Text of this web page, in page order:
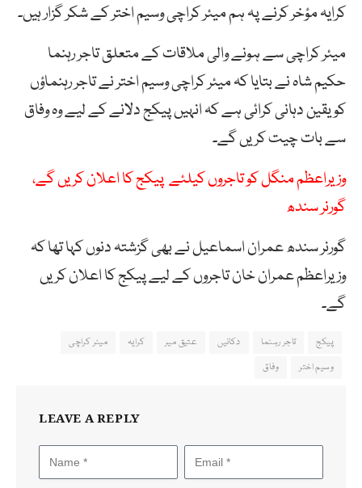
کرایہ مؤخر کرنے پہ ہم میئر کراچی وسیم اختر کے شکر گزار ہیں۔
میئر کراچی سے ہونے والی ملاقات کے متعلق تاجر رہنما
حکیم شاہ نے بتایا کہ میئر کراچی وسیم اختر نے تاجر رہنماؤں
کو یقین دہانی کرائی ہے کہ انہیں پیکج دلانے کے لیے وہ وفاق
سے بات چیت کریں گے۔
وزیراعظم منگل کو تاجروں کیلئے پیکج کا اعلان کریں گے،
گورنر سندھ
گورنر سندھ عمران اسماعیل نے بھی گزشتہ دنوں کہا تھا کہ
وزیراعظم عمران خان تاجروں کے لیے پیکج کا اعلان کریں
گے۔
پیکج تاجر رہنما دکانیں عتیق میر کرایہ
میئر کراچی
وسیم اختر
وفاق
LEAVE A REPLY